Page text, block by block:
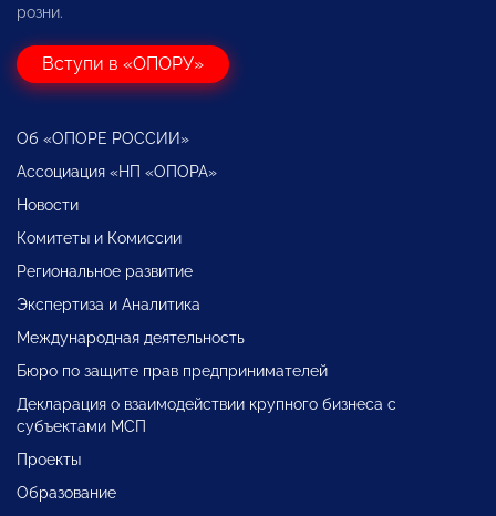
розни.
Вступи в «ОПОРУ»
Об «ОПОРЕ РОССИИ»
Ассоциация «НП «ОПОРА»
Новости
Комитеты и Комиссии
Региональное развитие
Экспертиза и Аналитика
Международная деятельность
Бюро по защите прав предпринимателей
Декларация о взаимодействии крупного бизнеса с
субъектами МСП
Проекты
Образование